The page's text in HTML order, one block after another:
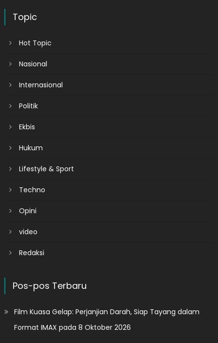
Topic
Hot Topic
Nasional
Internasional
Politik
Ekbis
Hukum
Lifestyle & Sport
Techno
Opini
video
Redaksi
Pos-pos Terbaru
Film Kuasa Gelap: Perjanjian Darah, Siap Tayang dalam
Format IMAX pada 8 Oktober 2026